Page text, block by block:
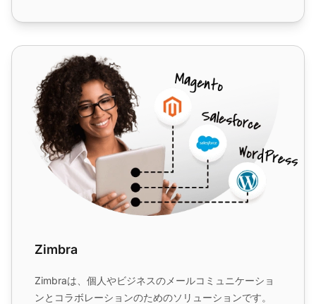
Zimbra
Zimbra
Zimbraは、個人やビジネスのメールコミュニケーショ
ンとコラボレーションのためのソリューションです。